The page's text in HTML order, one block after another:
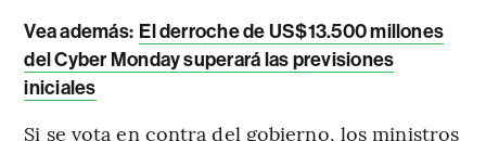
Vea además: El derroche de US$13.500 millones
del Cyber Monday superará las previsiones
iniciales
Si se vota en contra del gobierno, los ministros